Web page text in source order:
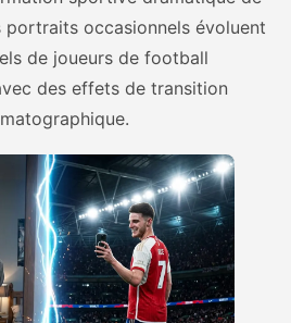
portraits occasionnels évoluent
de joueurs de football
des effets de transition